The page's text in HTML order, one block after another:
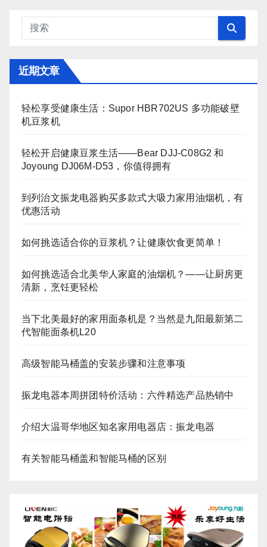
近期文章
轻松享受健康生活：Supor HBR702US 多功能破壁
机豆浆机
轻松开启健康豆浆生活——Bear DJJ‑C08G2 和
Joyoung DJ06M‑D53，你值得拥有
到列治文振龙电器购买多款式大吸力家用油烟机，有
优惠活动
如何挑选适合你的豆浆机？让健康饮食更简单！
如何挑选适合北美华人家庭的油烟机？——让厨房更
清新，烹饪更轻松
当下北美最好的家用面条机是？当然是九阳最新第二
代智能面条机L20
高级智能马桶盖的安装步骤和注意事项
振龙电器本周拼团特价活动：六件精选产品热销中
介绍大温哥华地区知名家用电器店：振龙电器
有关智能马桶盖和智能马桶的区别